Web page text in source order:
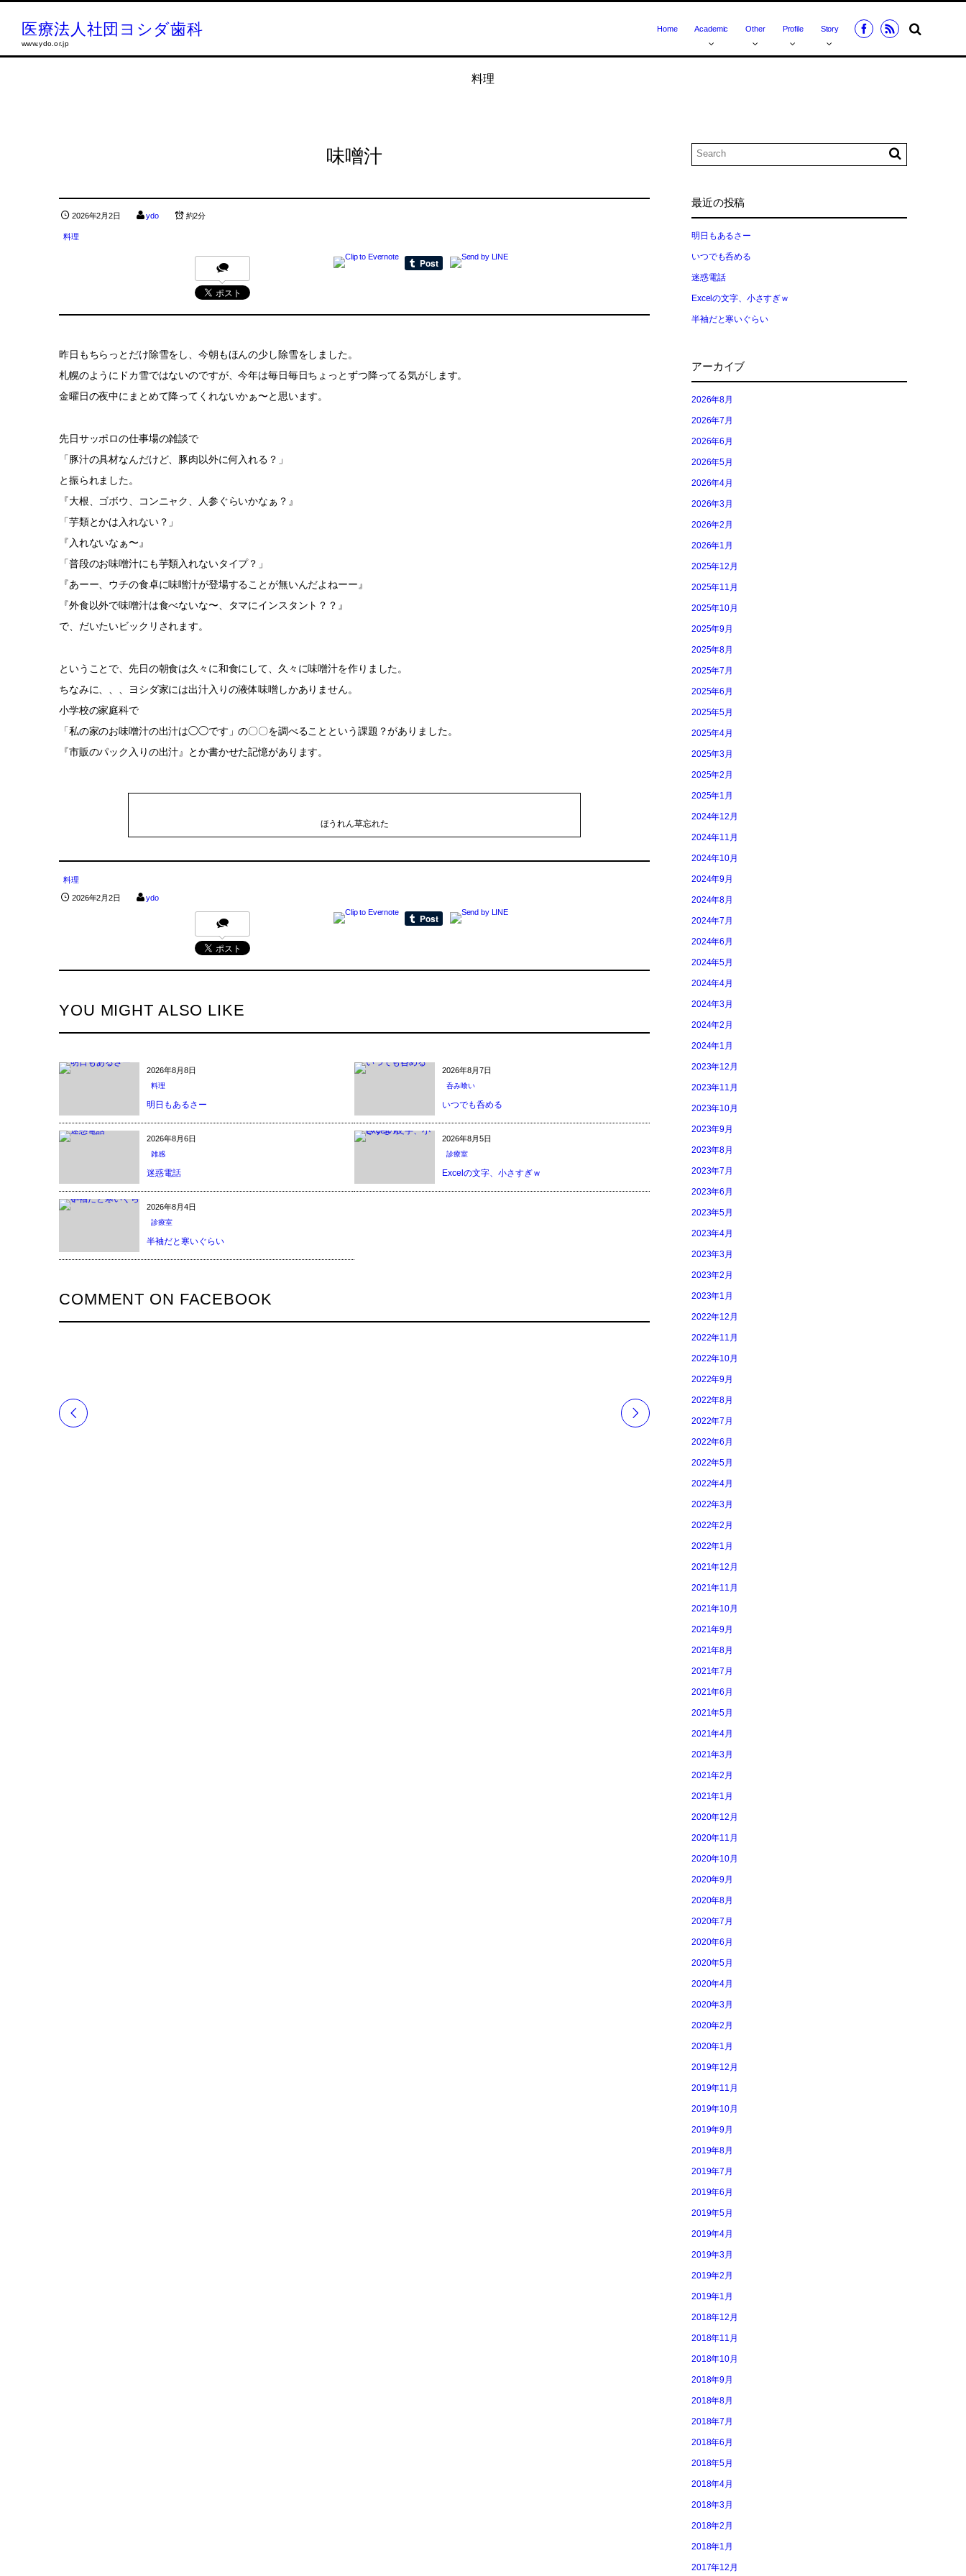
医療法人社団ヨシダ歯科
www.ydo.or.jp
Home Academic Other Profile Story
料理
味噌汁
2026年2月2日 ydo 約2分
料理
昨日もちらっとだけ除雪をし、今朝もほんの少し除雪をしました。
札幌のようにドカ雪ではないのですが、今年は毎日毎日ちょっとずつ降ってる気がします。
金曜日の夜中にまとめて降ってくれないかぁ〜と思います。
先日サッポロの仕事場の雑談で
「豚汁の具材なんだけど、豚肉以外に何入れる？」
と振られました。
『大根、ゴボウ、コンニャク、人参ぐらいかなぁ？』
「芋類とかは入れない？」
『入れないなぁ〜』
「普段のお味噌汁にも芋類入れないタイプ？」
『あーー、ウチの食卓に味噌汁が登場することが無いんだよねーー』
『外食以外で味噌汁は食べないな〜、タマにインスタント？？』
で、だいたいビックリされます。
ということで、先日の朝食は久々に和食にして、久々に味噌汁を作りました。
ちなみに、、、ヨシダ家には出汁入りの液体味噌しかありません。
小学校の家庭科で
「私の家のお味噌汁の出汁は◯◯です」の〇〇を調べることという課題？がありました。
『市販のパック入りの出汁』とか書かせた記憶があります。
ほうれん草忘れた
料理
2026年2月2日 ydo
YOU MIGHT ALSO LIKE
2026年8月8日
料理
明日もあるさー
2026年8月7日
呑み喰い
いつでも呑める
2026年8月6日
雑感
迷惑電話
2026年8月5日
診療室
Excelの文字、小さすぎｗ
2026年8月4日
診療室
半袖だと寒いぐらい
COMMENT ON FACEBOOK
最近の投稿
明日もあるさー
いつでも呑める
迷惑電話
Excelの文字、小さすぎｗ
半袖だと寒いぐらい
アーカイブ
2026年8月
2026年7月
2026年6月
2026年5月
2026年4月
2026年3月
2026年2月
2026年1月
2025年12月
2025年11月
2025年10月
2025年9月
2025年8月
2025年7月
2025年6月
2025年5月
2025年4月
2025年3月
2025年2月
2025年1月
2024年12月
2024年11月
2024年10月
2024年9月
2024年8月
2024年7月
2024年6月
2024年5月
2024年4月
2024年3月
2024年2月
2024年1月
2023年12月
2023年11月
2023年10月
2023年9月
2023年8月
2023年7月
2023年6月
2023年5月
2023年4月
2023年3月
2023年2月
2023年1月
2022年12月
2022年11月
2022年10月
2022年9月
2022年8月
2022年7月
2022年6月
2022年5月
2022年4月
2022年3月
2022年2月
2022年1月
2021年12月
2021年11月
2021年10月
2021年9月
2021年8月
2021年7月
2021年6月
2021年5月
2021年4月
2021年3月
2021年2月
2021年1月
2020年12月
2020年11月
2020年10月
2020年9月
2020年8月
2020年7月
2020年6月
2020年5月
2020年4月
2020年3月
2020年2月
2020年1月
2019年12月
2019年11月
2019年10月
2019年9月
2019年8月
2019年7月
2019年6月
2019年5月
2019年4月
2019年3月
2019年2月
2019年1月
2018年12月
2018年11月
2018年10月
2018年9月
2018年8月
2018年7月
2018年6月
2018年5月
2018年4月
2018年3月
2018年2月
2018年1月
2017年12月